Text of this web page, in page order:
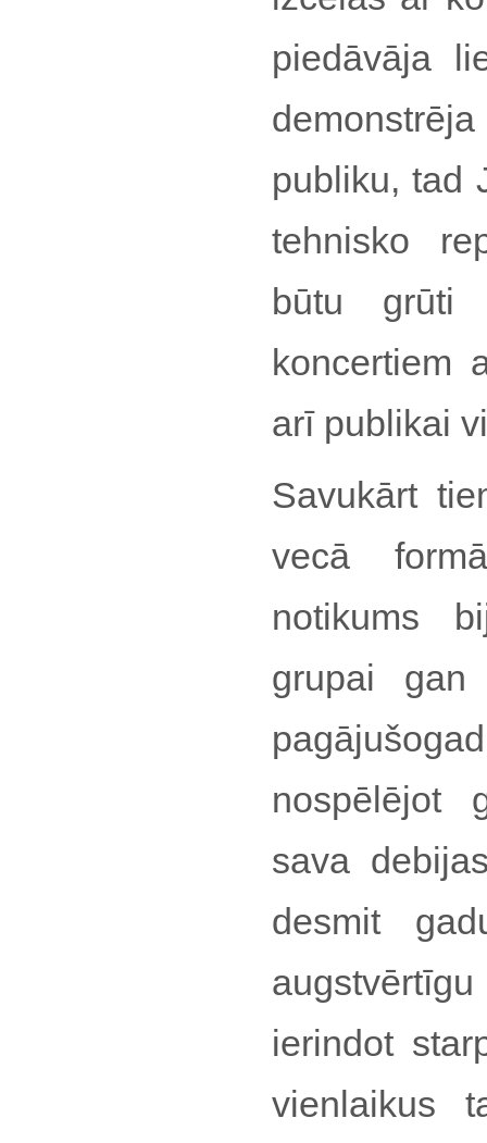
piedāvāja
publiku, tad
tehnisko
būtu grūti
koncertiem
arī publikai
Savukārt
vecā
notikums
grupai gan
nospēlējot
sava
desmit
ierindot
vienlaikus